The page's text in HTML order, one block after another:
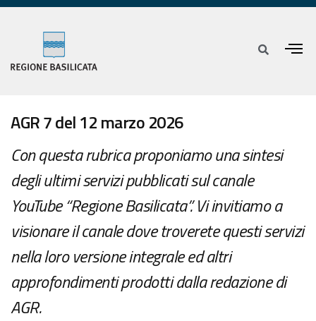
AGR 7 del 12 marzo 2026
Con questa rubrica proponiamo una sintesi
degli ultimi servizi pubblicati sul canale
YouTube “Regione Basilicata”. Vi invitiamo a
visionare il canale dove troverete questi servizi
nella loro versione integrale ed altri
approfondimenti prodotti dalla redazione di
AGR.